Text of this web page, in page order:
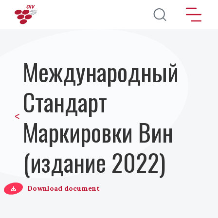
Перейти к основному содержанию
<
Международный
Стандарт
Маркировки Вин
(издание 2022)
Download document